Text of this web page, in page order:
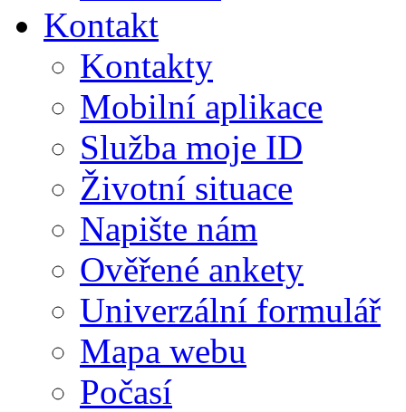
Kontakt
Kontakty
Mobilní aplikace
Služba moje ID
Životní situace
Napište nám
Ověřené ankety
Univerzální formulář
Mapa webu
Počasí